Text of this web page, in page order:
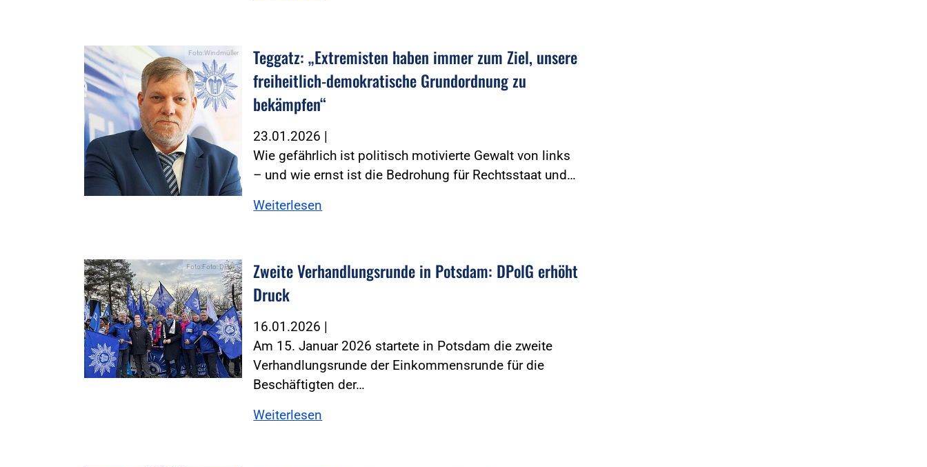
Foto:Windmüller
Teggatz: „Extremisten haben immer zum Ziel, unsere
freiheitlich-demokratische Grundordnung zu
bekämpfen“
23.01.2026 |
Wie gefährlich ist politisch motivierte Gewalt von links
– und wie ernst ist die Bedrohung für Rechtsstaat und…
Weiterlesen
Foto:Foto: DPolG
Zweite Verhandlungsrunde in Potsdam: DPolG erhöht
Druck
16.01.2026 |
Am 15. Januar 2026 startete in Potsdam die zweite
Verhandlungsrunde der Einkommensrunde für die
Beschäftigten der…
Weiterlesen